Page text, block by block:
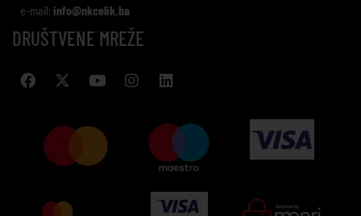
e-mail: info@nkcelik.ba
DRUŠTVENE MREŽE